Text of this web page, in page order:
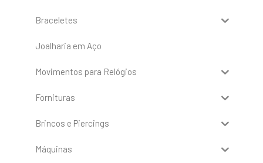
Braceletes
Joalharia em Aço
Movimentos para Relógios
Fornituras
Brincos e Piercings
Máquinas